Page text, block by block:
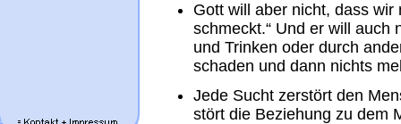
Gott will aber nicht, dass wir
schmeckt.“ Und er will auch
und Trinken oder durch
schaden und dann nichts
Jede Sucht zerstört den
stört die Beziehung zu dem